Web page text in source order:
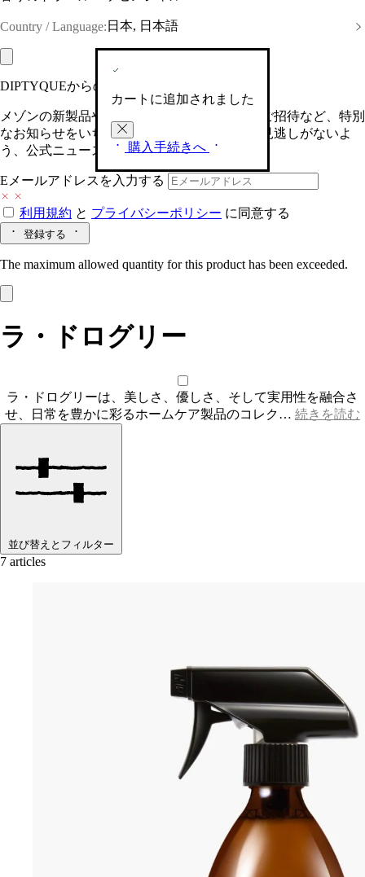
Country / Language: 日本, 日本語
カートに追加されました
購入手続きへ
DIPTYQUEからの最新情報をお届けします
メゾンの新製品や、限定イベントへの特別なご招待など、特別
なお知らせをいち早くお届けいたします。お見逃しがないよ
う、公式ニュースレターにご登録ください。
Eメールアドレスを入力する
利用規約 と プライバシーポリシー に同意する
登録する
The maximum allowed quantity for this product has been exceeded.
ラ・ドログリー
ラ・ドログリーは、美しさ、優しさ、そして実用性を融合さ
せ、日常を豊かに彩るホームケア製品のコレク… 続きを読む
並び替えとフィルター
7 articles